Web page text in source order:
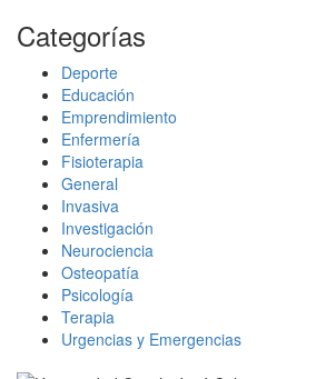
Categorías
Deporte
Educación
Emprendimiento
Enfermería
Fisioterapia
General
Invasiva
Investigación
Neurociencia
Osteopatía
Psicología
Terapia
Urgencias y Emergencias